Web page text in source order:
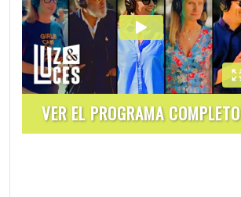
VER EL PROGRAMA COMPLETO